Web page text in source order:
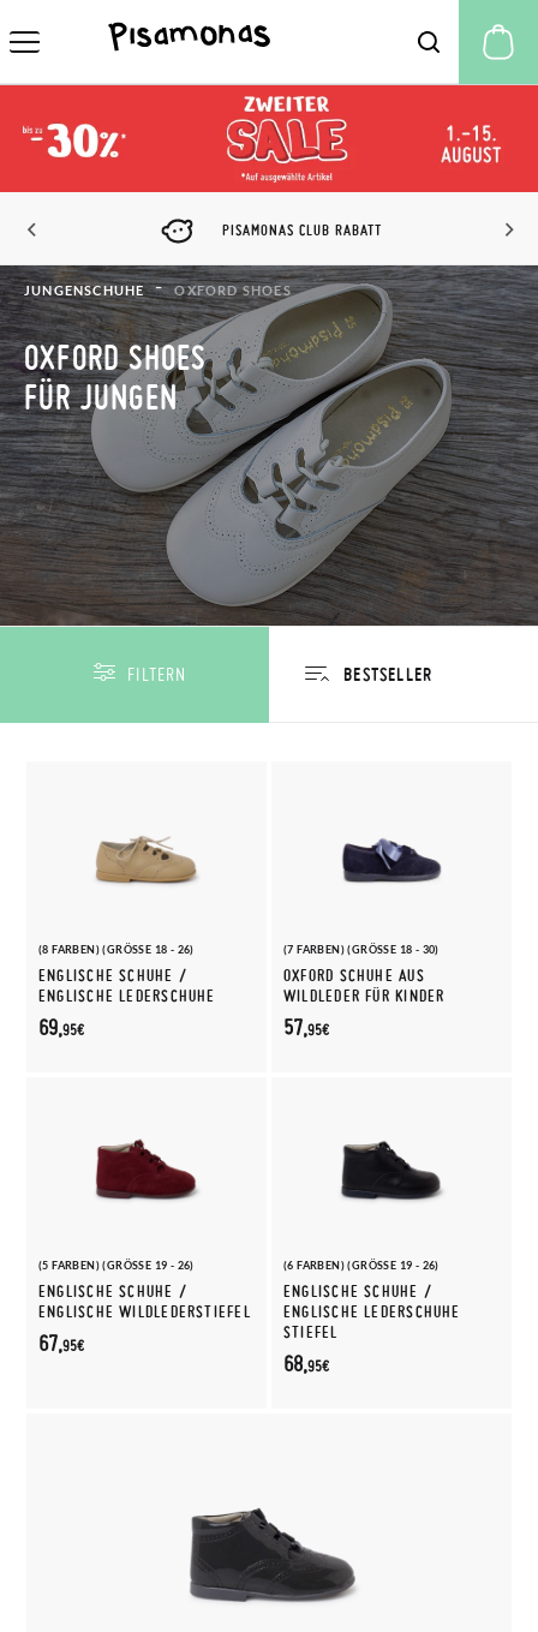
PISAMONAS CLUB RABATT
JUNGENSCHUHE OXFORD SHOES
OXFORD SHOES
FÜR JUNGEN
FILTERN
(8 FARBEN) (GRÖSSE 18 - 26)
ENGLISCHE SCHUHE /
ENGLISCHE LEDERSCHUHE
69,95€
(7 FARBEN) (GRÖSSE 18 - 30)
OXFORD SCHUHE AUS
WILDLEDER FÜR KINDER
57,95€
(5 FARBEN) (GRÖSSE 19 - 26)
ENGLISCHE SCHUHE /
ENGLISCHE WILDLEDERSTIEFEL
67,95€
(6 FARBEN) (GRÖSSE 19 - 26)
ENGLISCHE SCHUHE /
ENGLISCHE LEDERSCHUHE
STIEFEL
68,95€